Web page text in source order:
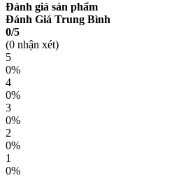
Đánh giá sản phẩm
Đánh Giá Trung Bình
0/5
(0 nhận xét)
5
0%
4
0%
3
0%
2
0%
1
0%